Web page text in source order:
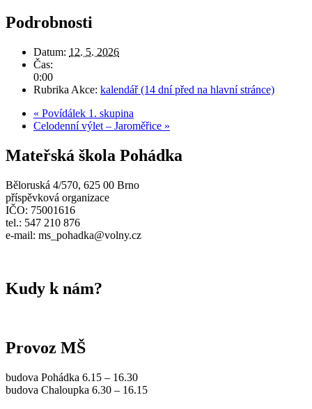
Podrobnosti
Datum: 12. 5. 2026
Čas:
0:00
Rubrika Akce: kalendář (14 dní před na hlavní stránce)
« Povídálek 1. skupina
Celodenní výlet – Jaroměřice »
Mateřská škola Pohádka
Běloruská 4/570, 625 00 Brno
příspěvková organizace
IČO: 75001616
tel.: 547 210 876
e-mail: ms_pohadka@volny.cz
Kudy k nám?
Provoz MŠ
budova Pohádka 6.15 – 16.30
budova Chaloupka 6.30 – 16.15